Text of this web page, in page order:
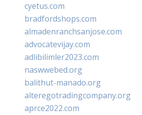
cyetus.com
bradfordshops.com
almadenranchsanjose.com
advocatevijay.com
adlibilimler2023.com
naswwebed.org
balithut-manado.org
alteregotradingcompany.org
aprce2022.com